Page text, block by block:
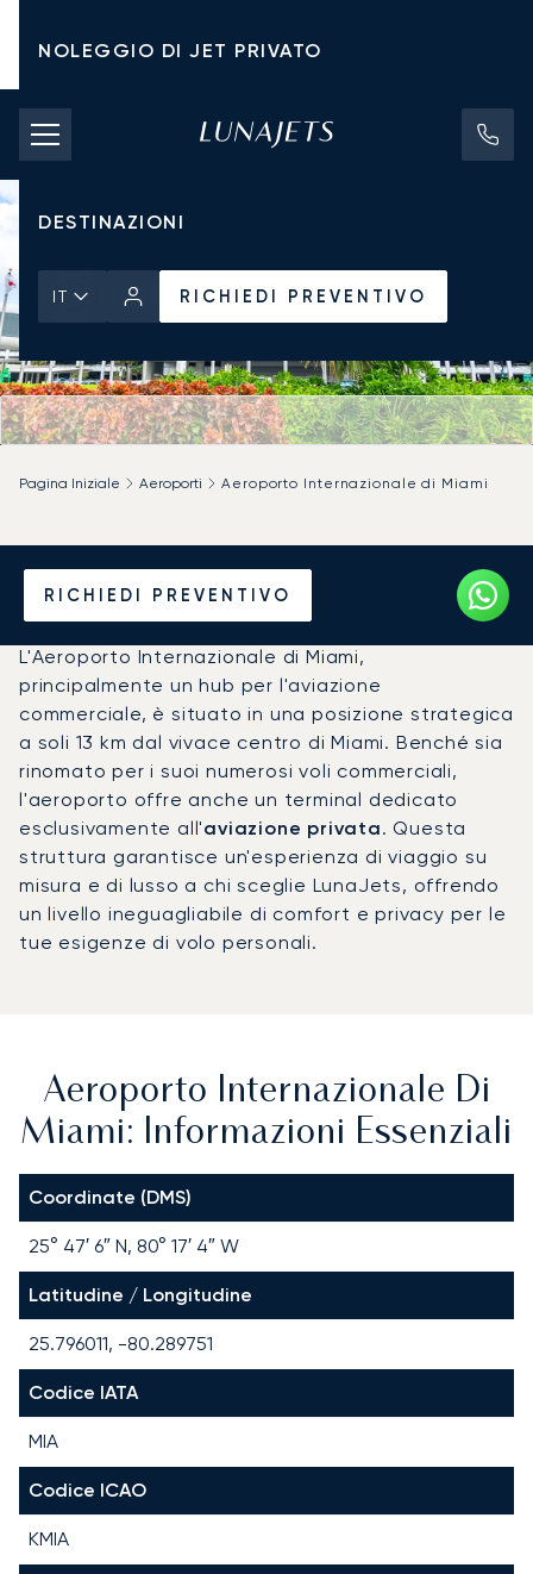
NOLEGGIO DI JET PRIVATO
TARIFFE DI NOLEGGIO
JET PRIVATI
DESTINAZIONI
IT RICHIEDI PREVENTIVO
RICHIEDI PREVENTIVO
Pagina Iniziale Aeroporti Aeroporto Internazionale di Miami
Noleggio jet privato per
l'Aeroporto di Miami (MIA)
L'Aeroporto Internazionale di Miami,
principalmente un hub per l'aviazione
commerciale, è situato in una posizione strategica
a soli 13 km dal vivace centro di Miami. Benché sia
rinomato per i suoi numerosi voli commerciali,
l'aeroporto offre anche un terminal dedicato
esclusivamente all'aviazione privata. Questa
struttura garantisce un'esperienza di viaggio su
misura e di lusso a chi sceglie LunaJets, offrendo
un livello ineguagliabile di comfort e privacy per le
tue esigenze di volo personali.
Aeroporto Internazionale Di
Miami: Informazioni Essenziali
Coordinate (DMS)
25° 47′ 6″ N, 80° 17′ 4″ W
Latitudine / Longitudine
25.796011, -80.289751
Codice IATA
MIA
Codice ICAO
KMIA